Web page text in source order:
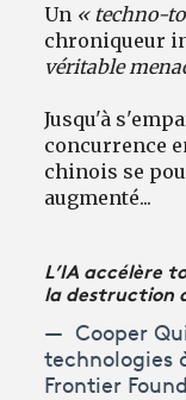
Un « techno-
chroniqueur
véritable
Jusqu'à
concurrence
chinois se
augmenté...
L’IA accélère
la destruction
Cooper
technologies
Frontier